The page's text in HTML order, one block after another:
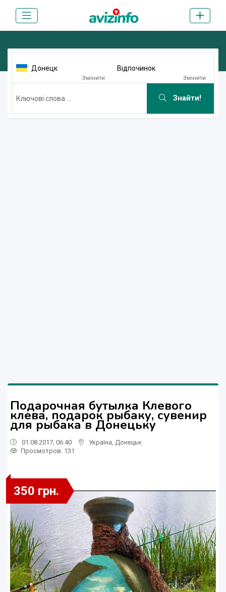
Донецк
Змінити
Відпочинок
Змінити
Знайти!
Подарочная бутылка Клевого
клева, подарок рыбаку, сувенир
для рыбака в Донецьку
01.08.2017, 06:40 Україна Донецьк
Просмотров: 131
350 грн.